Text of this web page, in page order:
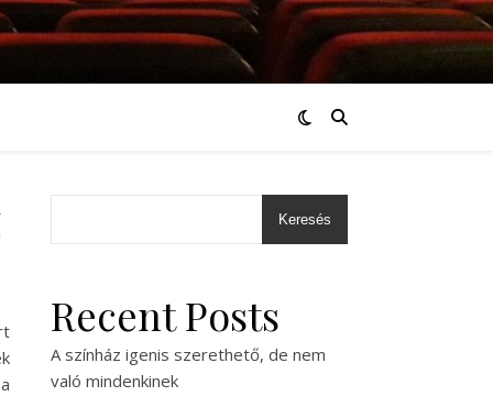
Keresés
Recent Posts
A színház igenis szerethető, de nem
való mindenkinek